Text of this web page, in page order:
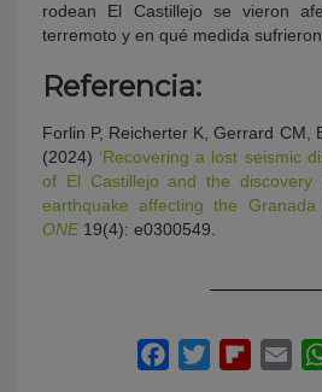
rodean El Castillejo se vieron
terremoto y en qué medida sufrieron
Referencia:
Forlin P, Reicherter K, Gerrard CM,
(2024) ‘Recovering a lost seismic
of El Castillejo and the discovery
earthquake affecting the Granada
ONE19(4): e0300549.